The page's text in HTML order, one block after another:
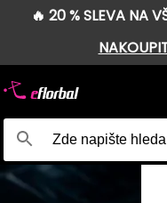
🔥 20 % SLEVA NA